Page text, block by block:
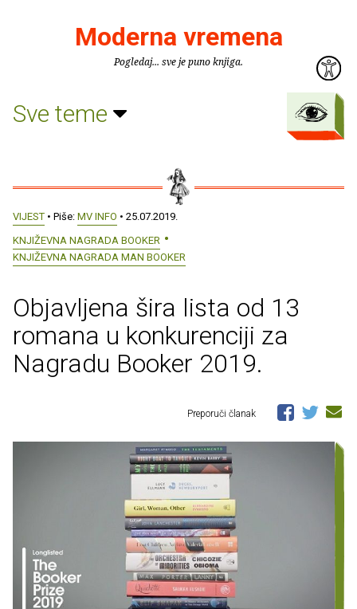
Moderna vremena
Pogledaj... sve je puno knjiga.
Sve teme
VIJEST • Piše: MV INFO • 25.07.2019.
KNJIŽEVNA NAGRADA BOOKER
KNJIŽEVNA NAGRADA MAN BOOKER
Objavljena šira lista od 13
romana u konkurenciji za
Nagradu Booker 2019.
Preporuči članak